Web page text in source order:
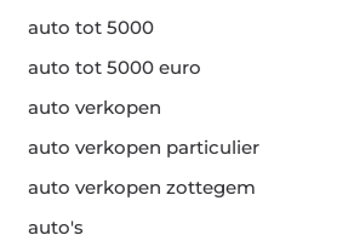
auto tot 5000
auto tot 5000 euro
auto verkopen
auto verkopen particulier
auto verkopen zottegem
auto's